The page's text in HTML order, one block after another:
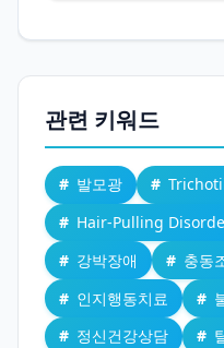
관련 키워드
발모광
Hair-Pulling
강박장애
충동
인지행동치료
정신건강상담